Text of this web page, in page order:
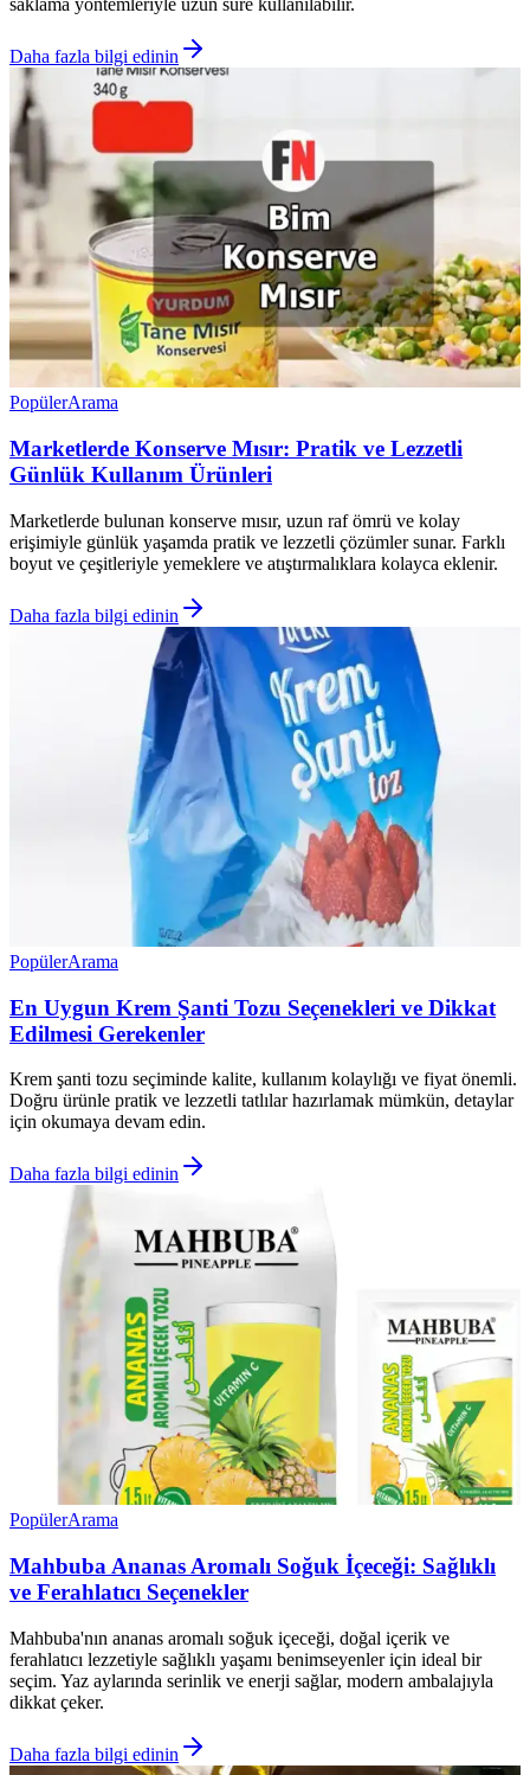
saklama yöntemleriyle uzun süre kullanılabilir.
Daha fazla bilgi edinin
PopülerArama
Marketlerde Konserve Mısır: Pratik ve Lezzetli
Günlük Kullanım Ürünleri
Marketlerde bulunan konserve mısır, uzun raf ömrü ve kolay
erişimiyle günlük yaşamda pratik ve lezzetli çözümler sunar. Farklı
boyut ve çeşitleriyle yemeklere ve atıştırmalıklara kolayca eklenir.
Daha fazla bilgi edinin
PopülerArama
En Uygun Krem Şanti Tozu Seçenekleri ve Dikkat
Edilmesi Gerekenler
Krem şanti tozu seçiminde kalite, kullanım kolaylığı ve fiyat önemli.
Doğru ürünle pratik ve lezzetli tatlılar hazırlamak mümkün, detaylar
için okumaya devam edin.
Daha fazla bilgi edinin
PopülerArama
Mahbuba Ananas Aromalı Soğuk İçeceği: Sağlıklı
ve Ferahlatıcı Seçenekler
Mahbuba'nın ananas aromalı soğuk içeceği, doğal içerik ve
ferahlatıcı lezzetiyle sağlıklı yaşamı benimseyenler için ideal bir
seçim. Yaz aylarında serinlik ve enerji sağlar, modern ambalajıyla
dikkat çeker.
Daha fazla bilgi edinin